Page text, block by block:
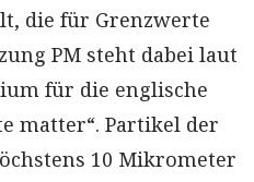
die für Grenzwerte
PM steht dabei laut
für die englische
matter“. Partikel der
10 Mikrometer